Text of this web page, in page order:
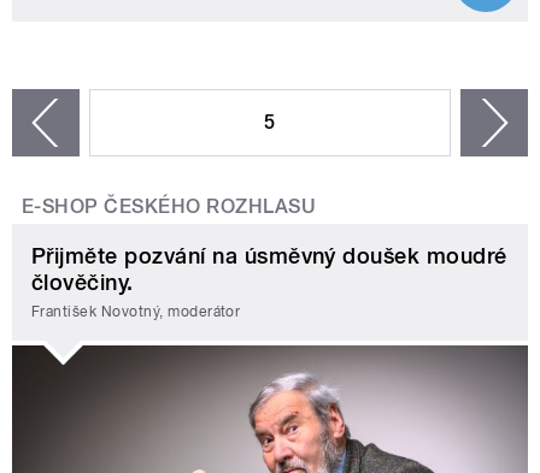
5
E-SHOP ČESKÉHO ROZHLASU
Přijměte pozvání na úsměvný doušek moudré
člověčiny.
František Novotný, moderátor